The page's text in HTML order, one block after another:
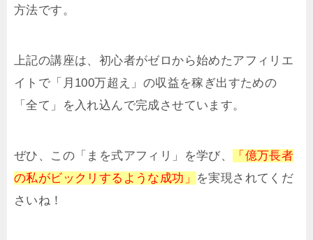
方法です。
上記の講座は、初心者がゼロから始めたアフィリエ
イトで「月100万超え」の収益を稼ぎ出すための
「全て」を入れ込んで完成させています。
ぜひ、この「まを式アフィリ」を学び、
「億万長者
の私がビックリするような成功」
を実現されてくだ
さいね！